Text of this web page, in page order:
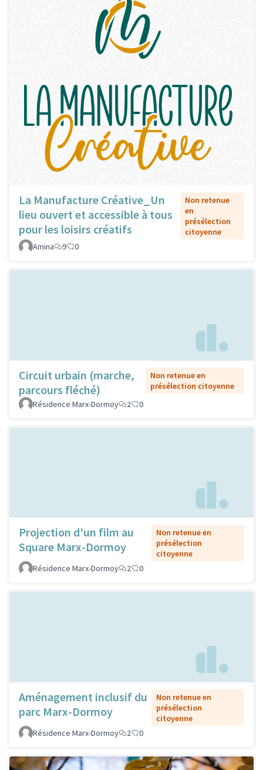
La Manufacture Créative_Un
lieu ouvert et accessible à tous
pour les loisirs créatifs
Non retenue
en
présélection
citoyenne
Amina
9 0
Circuit urbain (marche,
parcours fléché)
Non retenue en
présélection citoyenne
Résidence Marx-Dormoy
2 0
Projection d'un film au
Square Marx-Dormoy
Non retenue en
présélection
citoyenne
Résidence Marx-Dormoy
2 0
Aménagement inclusif du
parc Marx-Dormoy
Non retenue en
présélection
citoyenne
Résidence Marx-Dormoy
2 0